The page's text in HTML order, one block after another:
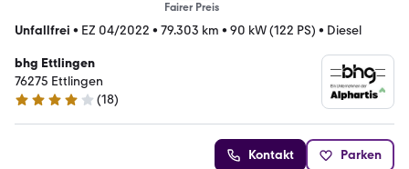
Fairer Preis
Unfallfrei • EZ 04/2022 • 79.303 km • 90 kW (122 PS) • Diesel
bhg Ettlingen
76275 Ettlingen
4.1 Sterne
(18)
Kontakt Parken